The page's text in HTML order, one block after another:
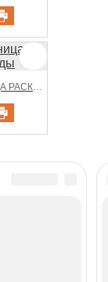
УВЛЕКАТЕЛЬНАЯ СТРАНИЦА РАСКРАСКИ КУКОЛЬНОЙ ЕДЫ